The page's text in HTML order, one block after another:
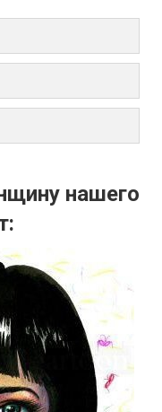
нашего